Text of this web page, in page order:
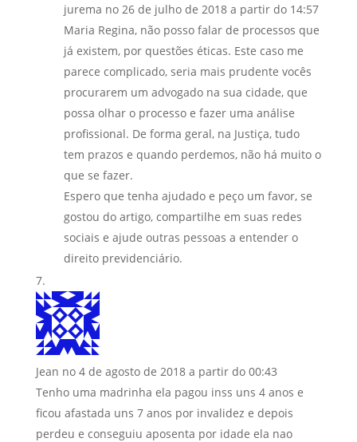
jurema no 26 de julho de 2018 a partir do 14:57
Maria Regina, não posso falar de processos que
já existem, por questões éticas. Este caso me
parece complicado, seria mais prudente vocês
procurarem um advogado na sua cidade, que
possa olhar o processo e fazer uma análise
profissional. De forma geral, na Justiça, tudo
tem prazos e quando perdemos, não há muito o
que se fazer.
Espero que tenha ajudado e peço um favor, se
gostou do artigo, compartilhe em suas redes
sociais e ajude outras pessoas a entender o
direito previdenciário.
Jean no 4 de agosto de 2018 a partir do 00:43
Tenho uma madrinha ela pagou inss uns 4 anos e
ficou afastada uns 7 anos por invalidez e depois
perdeu e conseguiu aposenta por idade ela nao